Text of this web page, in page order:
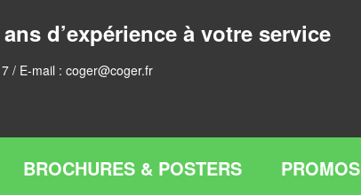
d’expérience à votre service
/ E-mail : coger@coger.fr
BROCHURES & POSTERS PROMOS